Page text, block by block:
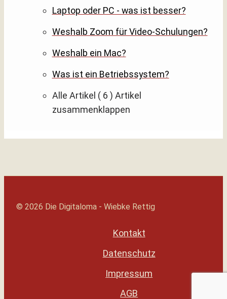
Laptop oder PC - was ist besser?
Weshalb Zoom für Video-Schulungen?
Weshalb ein Mac?
Was ist ein Betriebssystem?
Alle Artikel ( 6 ) Artikel
zusammenklappen
© 2026 Die Digitaloma - Wiebke Rettig
Kontakt
Datenschutz
Impressum
AGB